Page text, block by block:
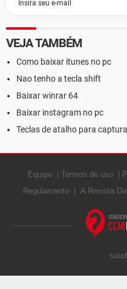
VEJA TAMBÉM
Como baixar itunes no pc
Nao tenho a tecla shift
Baixar winrar 64
Baixar instagram no pc
Teclas de atalho para
Equipe Termos de uso
Regulamento
A Revista